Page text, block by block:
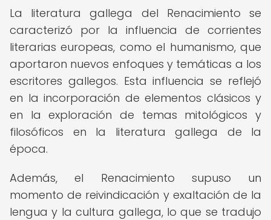
La literatura gallega del Renacimiento se
caracterizó por la influencia de corrientes
literarias europeas, como el humanismo, que
aportaron nuevos enfoques y temáticas a los
escritores gallegos. Esta influencia se reflejó
en la incorporación de elementos clásicos y
en la exploración de temas mitológicos y
filosóficos en la literatura gallega de la
época.
Además, el Renacimiento supuso un
momento de reivindicación y exaltación de la
lengua y la cultura gallega, lo que se tradujo